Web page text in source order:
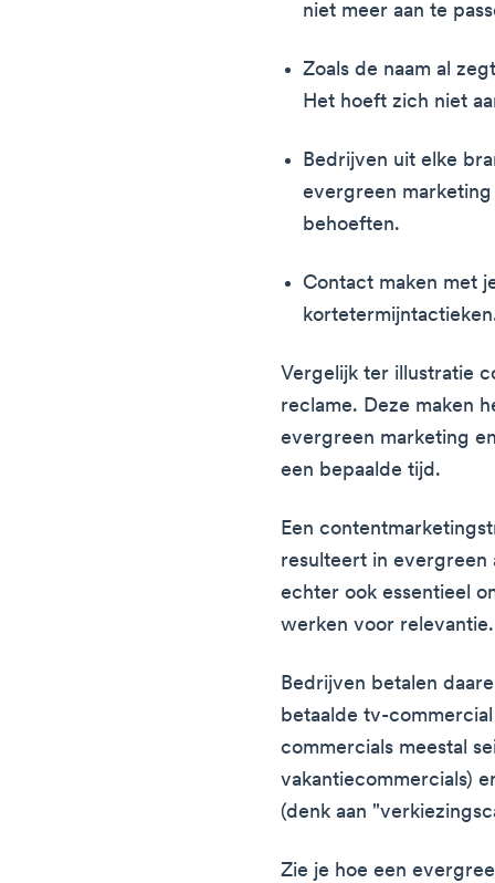
niet meer aan te
Zoals de naam al
Het hoeft zich niet
Bedrijven uit elke
evergreen
behoeften.
Contact maken met
Vergelijk ter illustratie
reclame. Deze maken
evergreen marketing
een bepaalde tijd.
Een
resulteert in evergreen
echter ook essentieel
werken voor relevantie.
Bedrijven betalen
betaalde tv-
commercials meestal
vakantiecommercials)
(denk aan
Zie je hoe een